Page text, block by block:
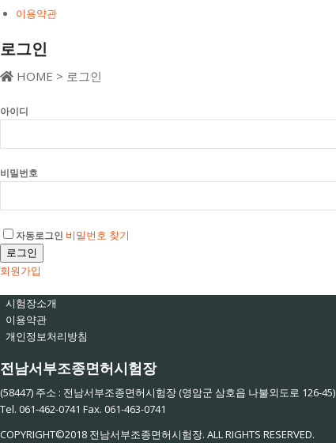
이용약관
로그인
HOME > 로그인
아이디
비밀번호
자동로그인 비밀번호 찾기
로그인
회원가입
시험장소개
이용약관
개인정보처리방침
전남서부조종면허시험장
(58447) 주소 : 전남서부조종면허시험장 (영암군 삼호읍 나불외도로 126-45)
Tel. 061-462-0741 Fax. 061-463-0741
COPYRIGHT©2018 전남서부조종면허시험장. ALL RIGHTS RESERVED.